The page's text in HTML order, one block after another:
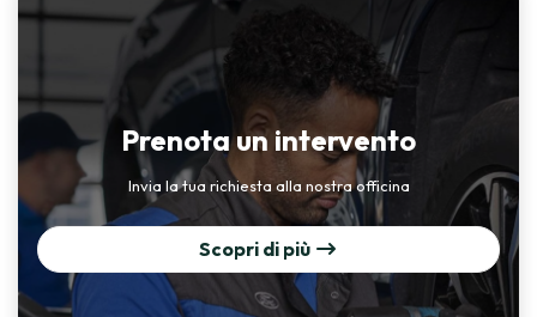
Prenota un intervento
Invia la tua richiesta alla nostra officina
Scopri di più